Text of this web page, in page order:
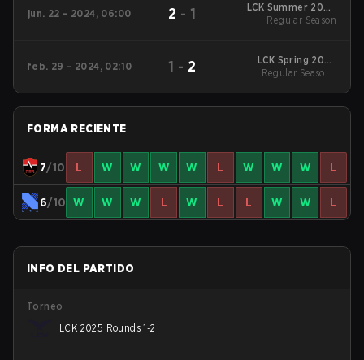
jun. 22 - 2024, 06:00 2 - 1
LCK Summer 2024
Regular Season
Regular Season
feb. 29 - 2024, 02:10 1 - 2
LCK Spring 2024
Regular Season
Regular Season -
FORMA RECIENTE
7/10 L W W W W L W W W L
6/10 W W W L W L L W W L
INFO DEL PARTIDO
Torneo
LCK 2025 Rounds 1-2